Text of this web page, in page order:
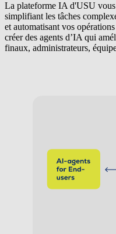
La plateforme IA d'USU
simplifiant les tâches
et automatisant vos
créer des agents d’IA qui
finaux, administrateurs,